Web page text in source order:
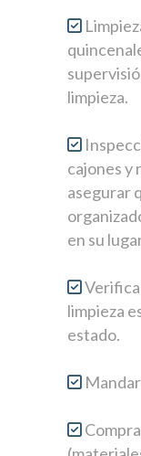
limpieza.
cajones y
asegurar
en su
limpieza
estado.